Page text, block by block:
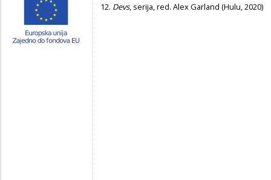
12. Devs, serija, red. Alex Garland (Hulu, 2020)